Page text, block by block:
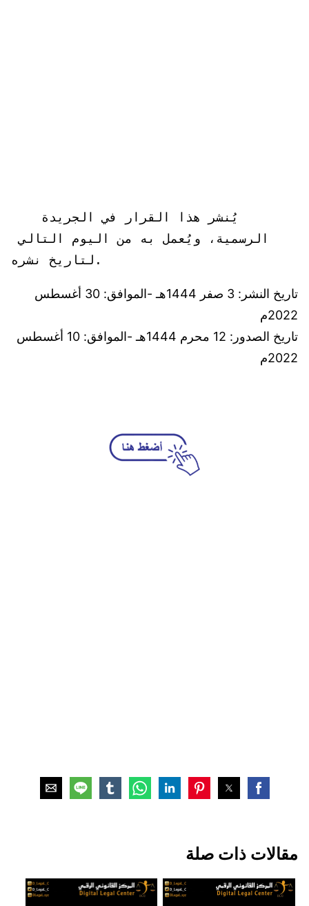
الرسمية، ويُعمل به من اليوم التالي
لتاريخ نشره.
تاريخ النشر: 3 صفر 1444هـ -الموافق: 30 أغسطس
2022م
تاريخ الصدور: 12 محرم 1444هـ -الموافق: 10 أغسطس
2022م
مقالات ذات صلة